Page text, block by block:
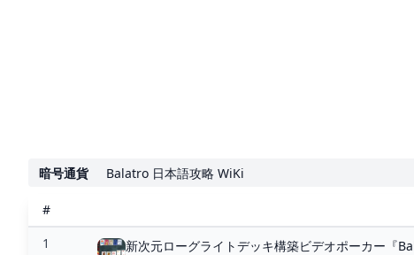
暗号通貨 Balatro 日本語攻略 WiKi
#
1
新次元ローグライトデッキ構築ビデオポーカー『